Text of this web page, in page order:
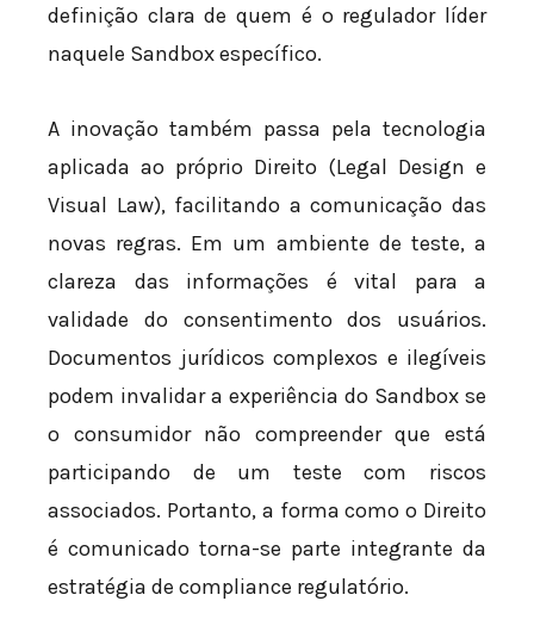
definição clara de quem é o regulador líder
naquele Sandbox específico.
A inovação também passa pela tecnologia
aplicada ao próprio Direito (Legal Design e
Visual Law), facilitando a comunicação das
novas regras. Em um ambiente de teste, a
clareza das informações é vital para a
validade do consentimento dos usuários.
Documentos jurídicos complexos e ilegíveis
podem invalidar a experiência do Sandbox se
o consumidor não compreender que está
participando de um teste com riscos
associados. Portanto, a forma como o Direito
é comunicado torna-se parte integrante da
estratégia de compliance regulatório.